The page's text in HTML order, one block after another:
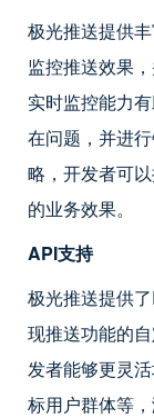
极光推送提供
监控推送效果
实时监控能力
在问题，并进
略，开发者可
的业务效果。
API支持
极光推送提供
现推送功能的
发者能够更灵
标用户群体等